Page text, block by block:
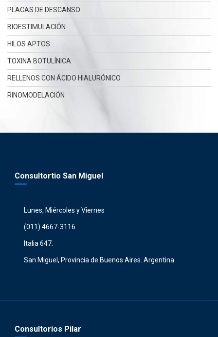
PLACAS DE DESCANSO
BIOESTIMULACIÓN
HILOS APTOS
TOXINA BOTULÍNICA
RELLENOS CON ÁCIDO HIALURÓNICO
RINOMODELACIÓN
Consultortio San Miguel
Lunes, Miércoles y Viernes
(011) 4667-3116
Italia 647.
San Miguel, Provincia de Buenos Aires. Argentina.
Consultorios Pilar